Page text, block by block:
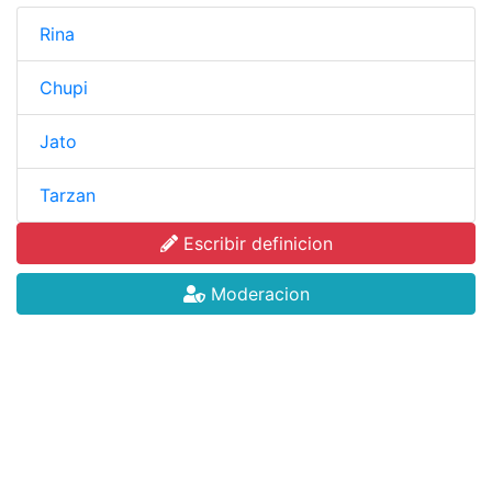
Rina
Chupi
Jato
Tarzan
Escribir definicion
Moderacion